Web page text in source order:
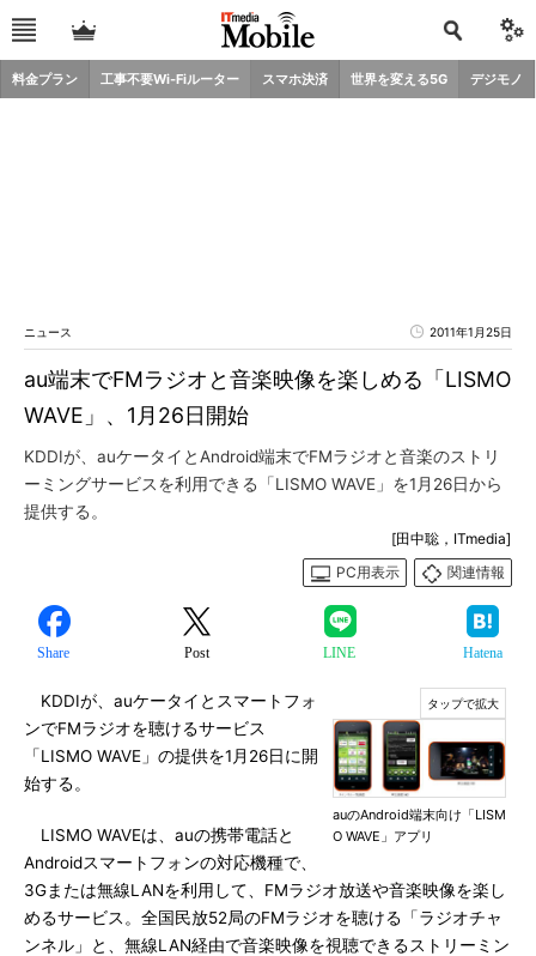
料金プラン 工事不要Wi-Fiルーター スマホ決済 世界を変える5G デジモノ
ニュース 2011年1月25日
au端末でFMラジオと音楽映像を楽しめる「LISMO
WAVE」、1月26日開始
KDDIが、auケータイとAndroid端末でFMラジオと音楽のストリ
ーミングサービスを利用できる「LISMO WAVE」を1月26日から
提供する。
[田中聡，ITmedia]
PC用表示
関連情報
Share Post LINE Hatena
auのAndroid端末向け「LISM
O WAVE」アプリ
KDDIが、auケータイとスマートフォ
ンでFMラジオを聴けるサービス
「LISMO WAVE」の提供を1月26日に開
始する。
LISMO WAVEは、auの携帯電話と
Androidスマートフォンの対応機種で、
3Gまたは無線LANを利用して、FMラジオ放送や音楽映像を楽し
めるサービス。全国民放52局のFMラジオを聴ける「ラジオチャ
ンネル」と、無線LAN経由で音楽映像を視聴できるストリーミン